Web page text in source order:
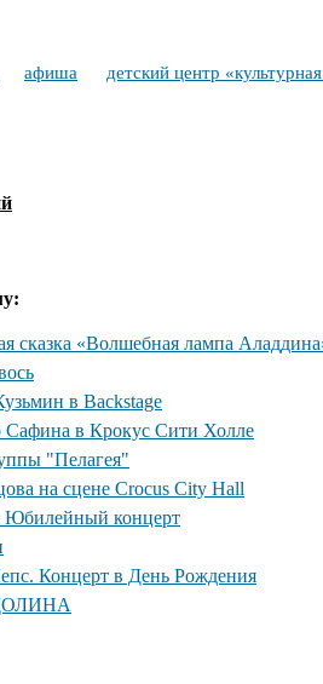
афиша детский центр
сказка «Волшебная лампа
в Backstage
Сафина в Крокус Сити Холле
"Пелагея"
на сцене Crocus City Hall
концерт
Концерт в День Рождения